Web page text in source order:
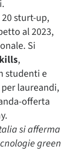
sturt-up,
al 2023,
Si
,
studenti e
laureandi,
offerta
si afferma
green